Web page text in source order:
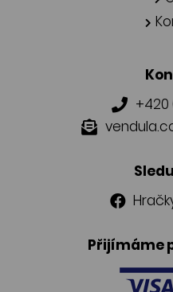
+420
Přijímáme